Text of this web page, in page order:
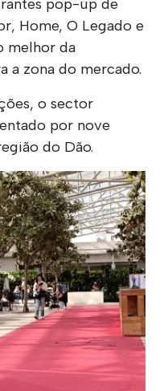
pop-up de
Home, O Legado e
melhor da
a zona do mercado.
o sector
por nove
do Dão.